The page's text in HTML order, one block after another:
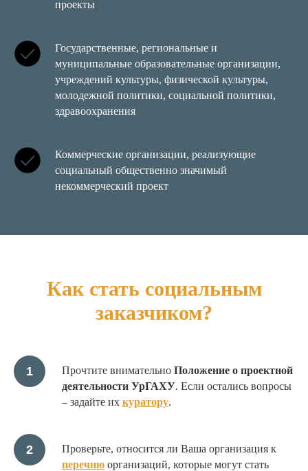
проекты
Государственные, региональные и
муниципальные образовательные организации,
учреждений культуры, физической культуры,
молодежной политики, социальной политики,
здравоохранения
Коммерческие организации, реализующие
социальный общественно значимый
некоммерческий проект
Как стать социальным
заказчиком?
Прочтите внимательно Положение о проектной
деятельности УрГАХУ. Если остались вопросы
– задайте их куратору.
Проверьте, относится ли Ваша организация к
перечню организаций, которые могут стать